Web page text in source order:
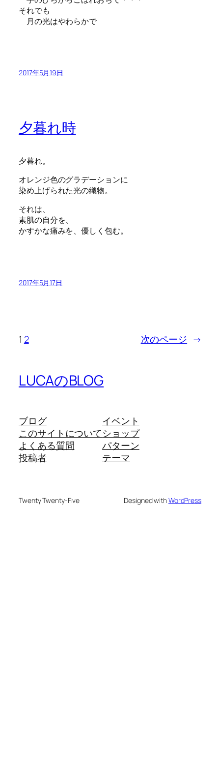
それでも
月の光はやわらかで
2017年5月19日
夕暮れ時
夕暮れ。
オレンジ色のグラデーションに
染め上げられた光の織物。
それは、
素肌の自分を、
かすかな痛みを、優しく包む。
2017年5月17日
1 2 次のページ →
LUCAのBLOG
ブログ
このサイトについて
よくある質問
投稿者
イベント
ショップ
パターン
テーマ
Twenty Twenty-Five Designed withWordPress